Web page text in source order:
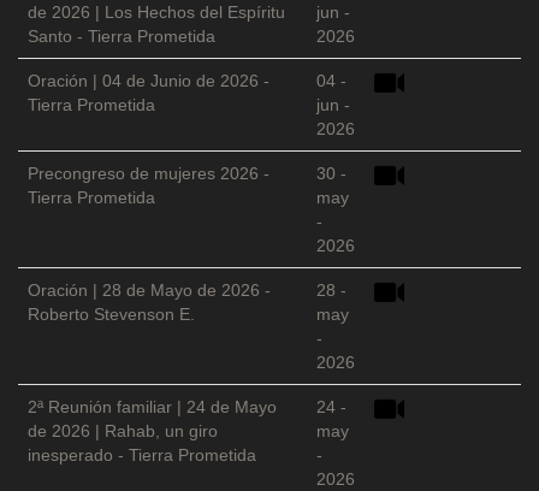
de 2026 | Los Hechos del Espíritu
Santo - Tierra Prometida
jun -
2026
Oración | 04 de Junio de 2026 -
Tierra Prometida
04 -
jun -
2026
Precongreso de mujeres 2026 -
Tierra Prometida
30 -
may
-
2026
Oración | 28 de Mayo de 2026 -
Roberto Stevenson E.
28 -
may
-
2026
2ª Reunión familiar | 24 de Mayo
de 2026 | Rahab, un giro
inesperado - Tierra Prometida
24 -
may
-
2026